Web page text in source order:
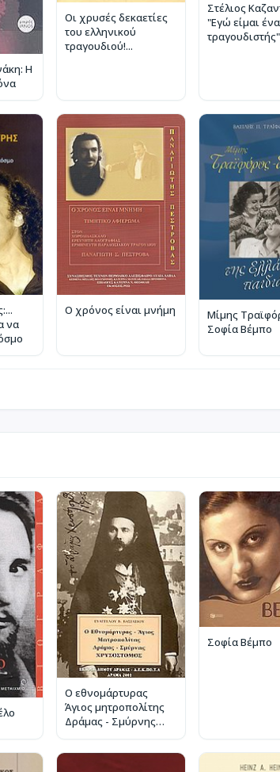
Η
Οι χρυσές δεκαετίες
του ελληνικού
τραγουδιού!...
Στέλιος
"Εγώ είμαι
τραγουδιστής"
να
Ο χρόνος είναι μνήμη
Μίμης
Σοφία Βέμπο
Ο εθνομάρτυρας
Άγιος μητροπολίτης
Δράμας - Σμύρνης
Σοφία Βέμπο